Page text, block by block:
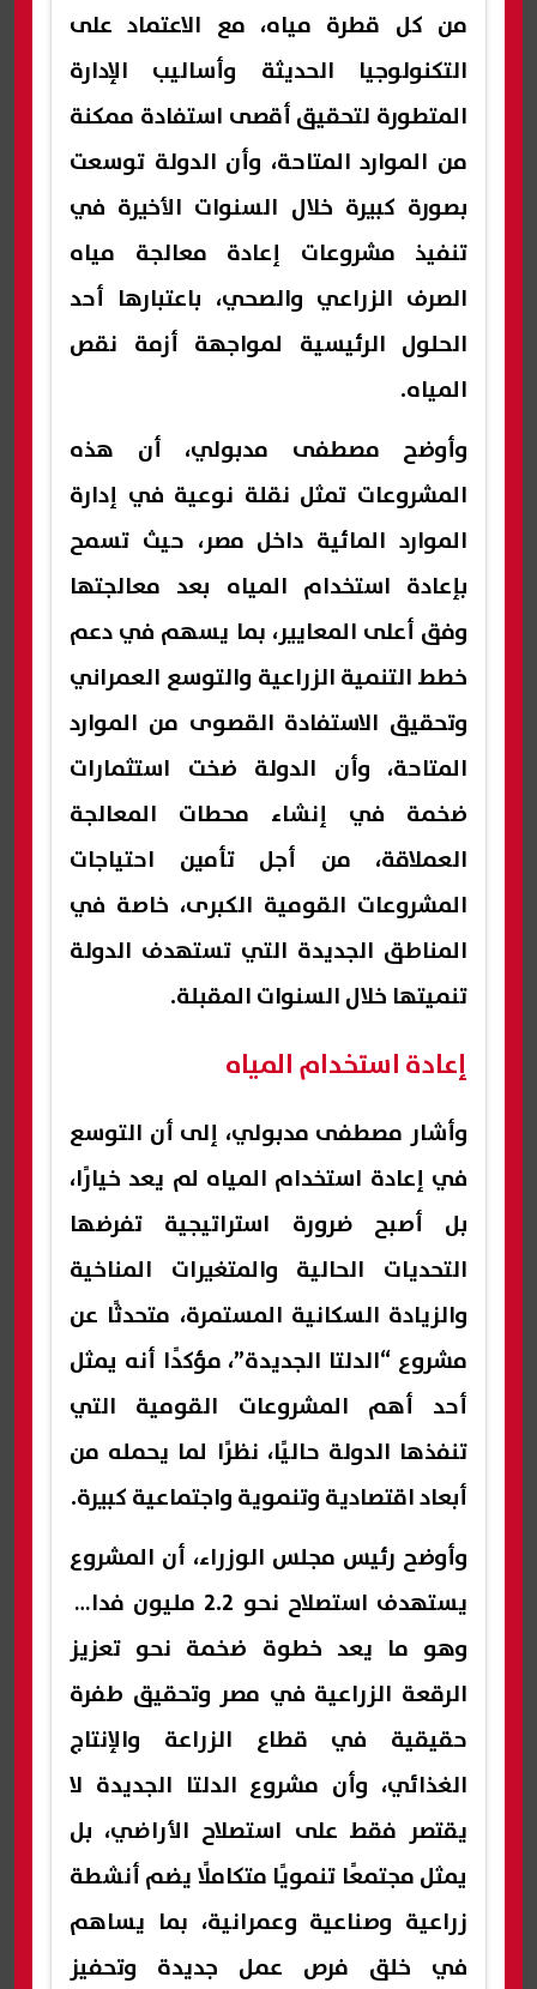
من كل قطرة مياه، مع الاعتماد على
التكنولوجيا الحديثة وأساليب الإدارة
المتطورة لتحقيق أقصى استفادة ممكنة
من الموارد المتاحة، وأن الدولة توسعت
بصورة كبيرة خلال السنوات الأخيرة في
تنفيذ مشروعات إعادة معالجة مياه
الصرف الزراعي والصحي، باعتبارها أحد
الحلول الرئيسية لمواجهة أزمة نقص
المياه.
وأوضح مصطفى مدبولي، أن هذه
المشروعات تمثل نقلة نوعية في إدارة
الموارد المائية داخل مصر، حيث تسمح
بإعادة استخدام المياه بعد معالجتها
وفق أعلى المعايير، بما يسهم في دعم
خطط التنمية الزراعية والتوسع العمراني
وتحقيق الاستفادة القصوى من الموارد
المتاحة، وأن الدولة ضخت استثمارات
ضخمة في إنشاء محطات المعالجة
العملاقة، من أجل تأمين احتياجات
المشروعات القومية الكبرى، خاصة في
المناطق الجديدة التي تستهدف الدولة
تنميتها خلال السنوات المقبلة.
إعادة استخدام المياه
وأشار مصطفى مدبولي، إلى أن التوسع
في إعادة استخدام المياه لم يعد خيارًا،
بل أصبح ضرورة استراتيجية تفرضها
التحديات الحالية والمتغيرات المناخية
والزيادة السكانية المستمرة، متحدثًا عن
مشروع “الدلتا الجديدة”، مؤكدًا أنه يمثل
أحد أهم المشروعات القومية التي
تنفذها الدولة حاليًا، نظرًا لما يحمله من
أبعاد اقتصادية وتنموية واجتماعية كبيرة.
وأوضح رئيس مجلس الوزراء، أن المشروع
يستهدف استصلاح نحو 2.2 مليون فدان،
وهو ما يعد خطوة ضخمة نحو تعزيز
الرقعة الزراعية في مصر وتحقيق طفرة
حقيقية في قطاع الزراعة والإنتاج
الغذائي، وأن مشروع الدلتا الجديدة لا
يقتصر فقط على استصلاح الأراضي، بل
يمثل مجتمعًا تنمويًا متكاملًا يضم أنشطة
زراعية وصناعية وعمرانية، بما يساهم
في خلق فرص عمل جديدة وتحفيز